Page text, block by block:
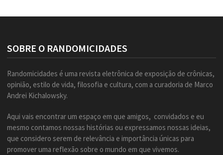
SOBRE O RANDOMICIDADES
Randomicidades é uma revista eletrônica de exposição de crônicas,
opinião, estilo de vida, filosofia e cultura, com a curadoria de Marco
Andrei Kichalowsky.
Aqui vais encontrar um espaço em que amigos, convidados e eu
mesmo contamos nossas histórias ou expressamos nossas ideias,
que considero serem de relevância e importância únicas para
promover uma reflexão sobre o mundo em que vivemos.